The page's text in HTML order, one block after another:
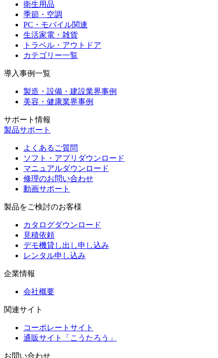
衛生用品
季節・空調
PC・モバイル関連
生活家電・雑貨
トラベル・アウトドア
カテゴリー一覧
導入事例一覧
製造・設備・建設業界事例
美容・健康業界事例
サポート情報
製品サポート
よくあるご質問
ソフト・アプリダウンロード
マニュアルダウンロード
修理のお問い合わせ
動画サポート
製品をご検討のお客様
カタログダウンロード
見積依頼
デモ機貸し出し申し込み
レンタル申し込み
企業情報
会社概要
関連サイト
コーポレートサイト
通販サイト「こうたろう」
お問い合わせ